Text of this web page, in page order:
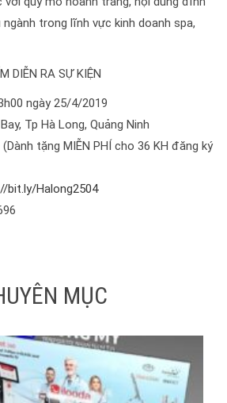
trong lĩnh vực kinh doanh spa,
DIỄN RA SỰ KIỆN
ngày 25/4/2019
Tp Hà Long, Quảng Ninh
tặng MIỄN PHÍ cho 36 KH đăng ký
bit.ly/Halong2504
MỤC